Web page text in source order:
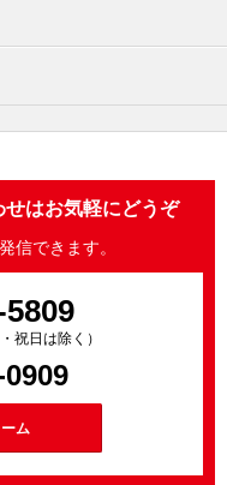
はお気軽にどうぞ
信できます。
祝日は除く）
ム